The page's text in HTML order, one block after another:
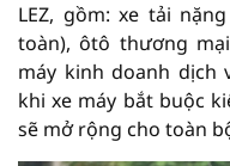
LEZ, gồm: xe tải
toàn), ôtô thương
máy kinh doanh dịch
khi xe máy bắt buộc
sẽ mở rộng cho toàn